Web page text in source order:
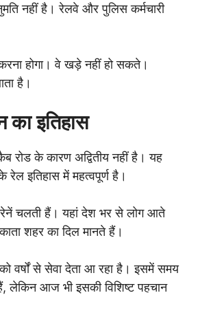
नहीं है। रेलवे और पुलिस कर्मचारी
होगा। वे खड़े नहीं हो सकते।
है।
का इतिहास
रोड के कारण अद्वितीय नहीं है। यह
रेल इतिहास में महत्वपूर्ण है।
चलती हैं। यहां देश भर से लोग आते
शहर का दिल मानते हैं।
वर्षों से सेवा देता आ रहा है। इसमें समय
लेकिन आज भी इसकी विशिष्ट पहचान